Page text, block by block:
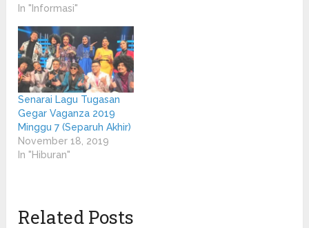
In "Informasi"
Senarai Lagu Tugasan
Gegar Vaganza 2019
Minggu 7 (Separuh Akhir)
November 18, 2019
In "Hiburan"
Related Posts